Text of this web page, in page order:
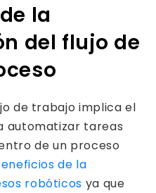
la
del flujo de
de trabajo implica el
automatizar tareas
de un proceso
de la
robóticos ya que